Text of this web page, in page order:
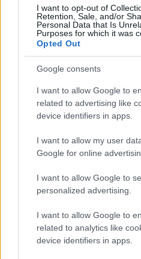
I want to opt-out of
Retention, Sale, and/or
Personal Data that Is
Purposes for which it was
Opted Out
Google consents
I want to allow Google to
related to advertising like
device identifiers in apps.
I want to allow my user
Google for online
I want to allow Google to
personalized advertising.
I want to allow Google to
related to analytics like
device identifiers in apps.
A quanto ammonta il
3
Lazio e Milan: tutti gli ex
Union Berlino-Cagliari:
estiva in diretta
Chi è Sara Gama:
Sportmagazine: notizie,